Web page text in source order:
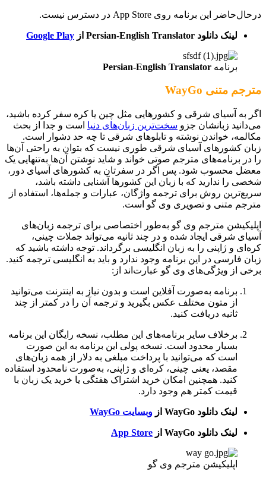
درحال‌حاضر این برنامه روی App Store در دسترس نیست.
لینک دانلود Persian-English Translator از Google Play
برنامه Persian-English Translator
مترجم متنی WayGo
اگر به آسیای شرقی و کشورهایی مثل چین یا کره سفر کرده باشید،
می‌دانید زبانشان جزو سخت‌ترین زبان‌های دنیا است و جدا از بحث
مکالمه، خواندن نوشته و تابلوهای شرقی تا چه حد دشوار است.
زبان‌ کشورهای آسیای شرقی طوری نیست که بتوان به راحتی آن‌ها
را در برنامه‌های مترجم صوتی خواند و شاید نوشتن آن‌ها به‌تنهایی یک
معضل محسوب شود. پس اگر در سفرتان به کشورهای آسیای دور،
شخصی را ندارید که با زبان این کشورها آشنایی داشته باشد،
سریع‌ترین روش برای ترجمه واژگان، عبارات و جمله‌ها، استفاده از
مترجم متنی و تصویری وی گو است.
اپلیکیشن مترجم وی گو به‌طور اختصاصی برای ترجمه زبان‌های
آسیای شرقی ایجاد شده و در چند ثانیه می‌تواند جملات چینی،
کره‌ای و ژاپنی را به زبان انگلیسی برگرداند. توجه داشته باشید که
زبان فارسی در این برنامه وجود ندارد و باید به انگلیسی ترجمه کنید.
برخی از ویژگی‌های وی گو عبارت‌اند از:
برنامه به‌صورت آفلاین است و بدون نیاز به اینترنت می‌توانید
از متون مختلف عکس بگیرید و ترجمه آن را در کمتر از چند
ثانیه دریافت کنید.
برخلاف سایر برنامه‌های این مطلب، نسخه رایگان این برنامه
بسیار محدود است. نسخه پولی این برنامه به این صورت
است که می‌توانید با پرداخت مبلغی به دلار از همه زبان‌های
مقصد، یعنی چینی، کره‌ای و ژاپنی، به‌صورت نامحدود استفاده
کنید. همچنین امکان خرید اشتراک هفتگی یا خرید یک زبان با
قیمت کمتر هم وجود دارد.
لینک دانلود WayGo از وبسایت WayGo
لینک دانلود WayGo از App Store
اپلیکیشن مترجم وی گو